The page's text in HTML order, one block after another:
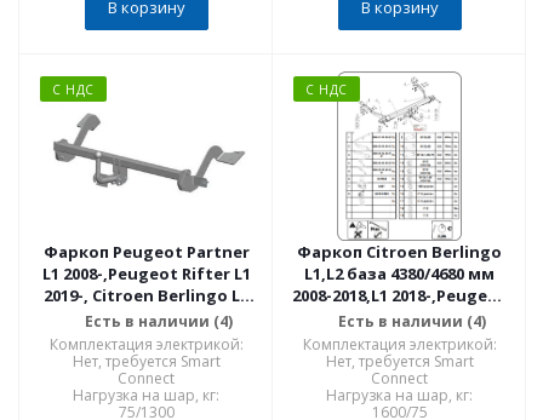
В корзину В корзину
С НДС
Фаркоп Peugeot Partner
L1 2008-,Peugeot Rifter L1
2019-, Citroen Berlingo L1
2008-Toyota Proace City L1
2019-,Opel Combo L1
2018-,FIAT Doblo L1 2022- PE
01
Есть в наличии (4)
Комплектация электрикой:
Нет, требуется Smart
Connect
Нагрузка на шар, кг:
75/1300
С НДС
Фаркоп Citroen Berlingo
L1,L2 база 4380/4680 мм
2008-2018,L1 2018-,Peugeot
Partner L1 2018-, II L1,L2
база 4380/4680 мм 2008-
2018,Rifter L1 2019-,Opel
2556-A
Есть в наличии (4)
Комплектация электрикой:
Нет, требуется Smart
Connect
Нагрузка на шар, кг:
1600/75